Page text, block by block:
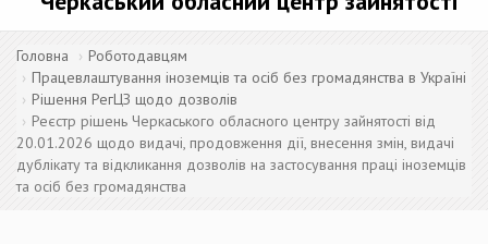
Головна
Роботодавцям
Працевлаштування іноземців та осіб без громадянства в Україні
Рішення РегЦЗ щодо дозволів
Реєстр рішень Черкаського обласного центру зайнятості від
20.01.2026 щодо видачі, продовження дії, внесення змін, видачі
дублікату та відкликання дозволів на застосування праці іноземців
та осіб без громадянства